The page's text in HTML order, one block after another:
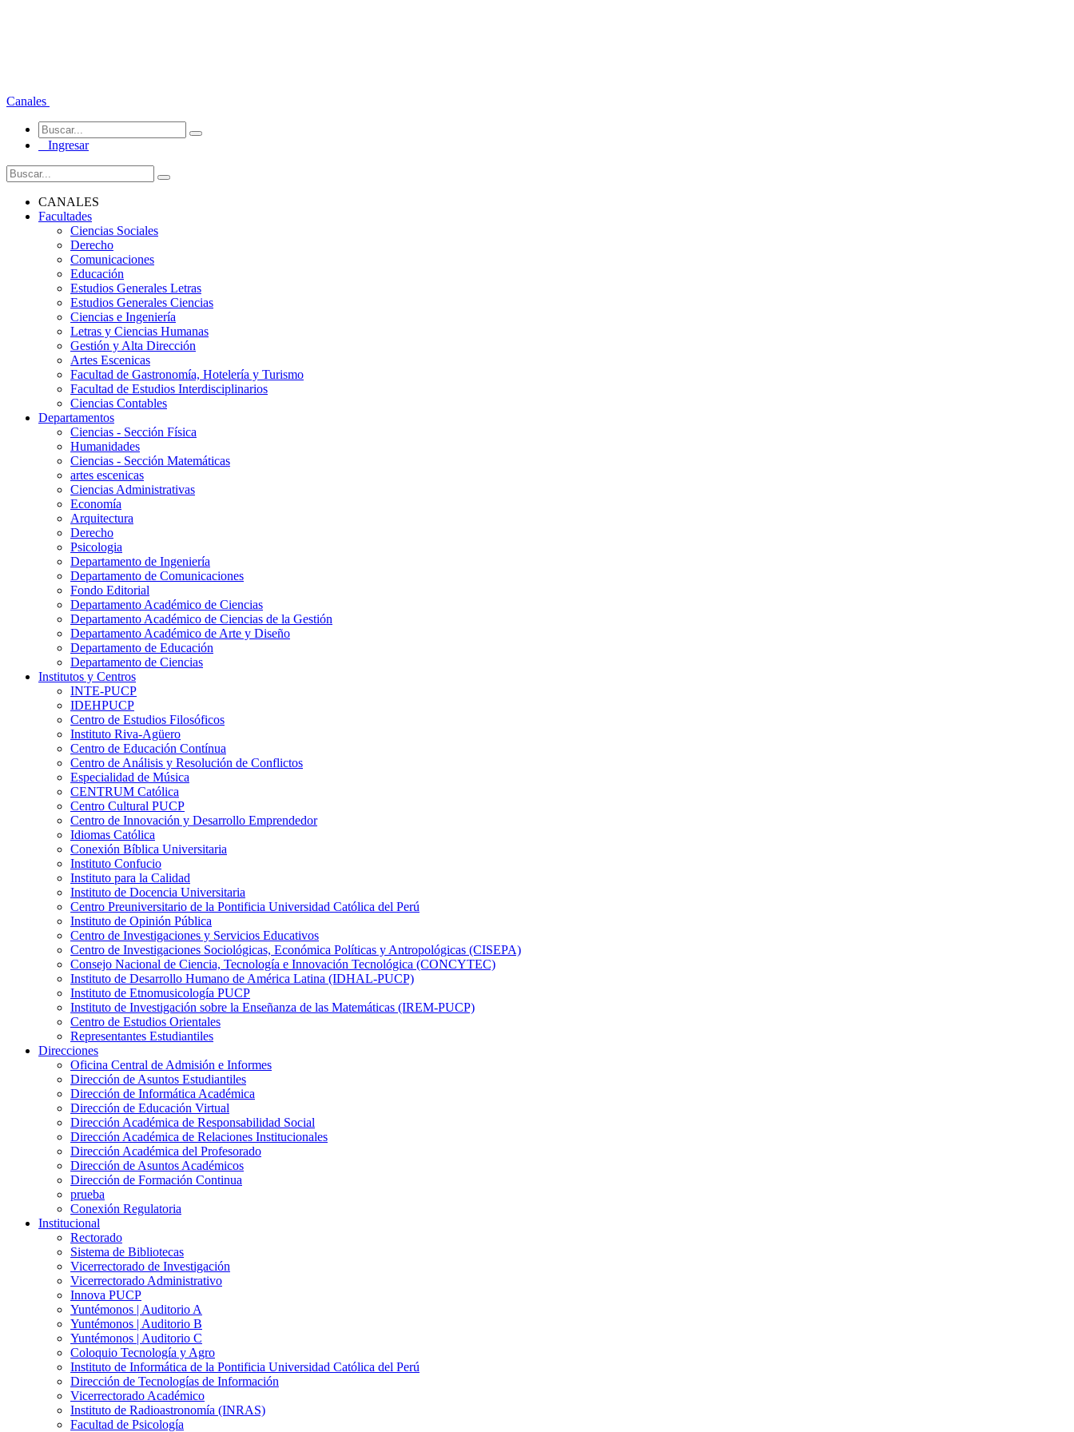
Canales
Ingresar
CANALES
Facultades
Ciencias Sociales
Derecho
Comunicaciones
Educación
Estudios Generales Letras
Estudios Generales Ciencias
Ciencias e Ingeniería
Letras y Ciencias Humanas
Gestión y Alta Dirección
Artes Escenicas
Facultad de Gastronomía, Hotelería y Turismo
Facultad de Estudios Interdisciplinarios
Ciencias Contables
Departamentos
Ciencias - Sección Física
Humanidades
Ciencias - Sección Matemáticas
artes escenicas
Ciencias Administrativas
Economía
Arquitectura
Derecho
Psicologia
Departamento de Ingeniería
Departamento de Comunicaciones
Fondo Editorial
Departamento Académico de Ciencias
Departamento Académico de Ciencias de la Gestión
Departamento Académico de Arte y Diseño
Departamento de Educación
Departamento de Ciencias
Institutos y Centros
INTE-PUCP
IDEHPUCP
Centro de Estudios Filosóficos
Instituto Riva-Agüero
Centro de Educación Contínua
Centro de Análisis y Resolución de Conflictos
Especialidad de Música
CENTRUM Católica
Centro Cultural PUCP
Centro de Innovación y Desarrollo Emprendedor
Idiomas Católica
Conexión Bíblica Universitaria
Instituto Confucio
Instituto para la Calidad
Instituto de Docencia Universitaria
Centro Preuniversitario de la Pontificia Universidad Católica del Perú
Instituto de Opinión Pública
Centro de Investigaciones y Servicios Educativos
Centro de Investigaciones Sociológicas, Económica Políticas y Antropológicas (CISEPA)
Consejo Nacional de Ciencia, Tecnología e Innovación Tecnológica (CONCYTEC)
Instituto de Desarrollo Humano de América Latina (IDHAL-PUCP)
Instituto de Etnomusicología PUCP
Instituto de Investigación sobre la Enseñanza de las Matemáticas (IREM-PUCP)
Centro de Estudios Orientales
Representantes Estudiantiles
Direcciones
Oficina Central de Admisión e Informes
Dirección de Asuntos Estudiantiles
Dirección de Informática Académica
Dirección de Educación Virtual
Dirección Académica de Responsabilidad Social
Dirección Académica de Relaciones Institucionales
Dirección Académica del Profesorado
Dirección de Asuntos Académicos
Dirección de Formación Continua
prueba
Conexión Regulatoria
Institucional
Rectorado
Sistema de Bibliotecas
Vicerrectorado de Investigación
Vicerrectorado Administrativo
Innova PUCP
Yuntémonos | Auditorio A
Yuntémonos | Auditorio B
Yuntémonos | Auditorio C
Coloquio Tecnología y Agro
Instituto de Informática de la Pontificia Universidad Católica del Perú
Dirección de Tecnologías de Información
Vicerrectorado Académico
Instituto de Radioastronomía (INRAS)
Facultad de Psicología